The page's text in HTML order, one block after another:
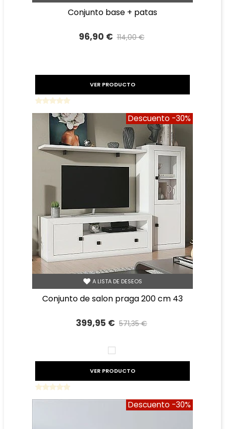
conjunto base + patas
96,90 € 114,00 €
VER PRODUCTO
Descuento -30%
A LISTA DE DESEOS
conjunto de salon praga 200 cm 43
399,95 € 571,35 €
BLANCO
VER PRODUCTO
Descuento -30%